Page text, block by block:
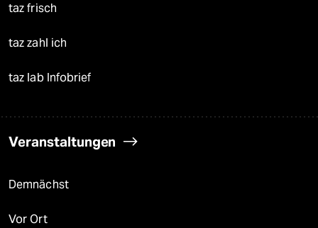
taz frisch
taz zahl ich
taz lab Infobrief
Veranstaltungen
Demnächst
Vor Ort